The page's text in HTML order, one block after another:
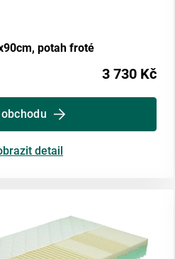
potah froté
3 730 Kč
obchodu
detail